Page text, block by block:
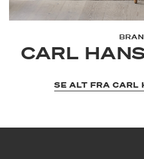
CARL
SE ALT FRA CARL